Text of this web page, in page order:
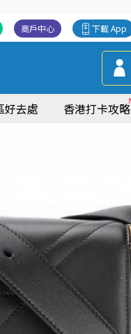
下載 App
商戶中心
好去處 香港打卡攻略